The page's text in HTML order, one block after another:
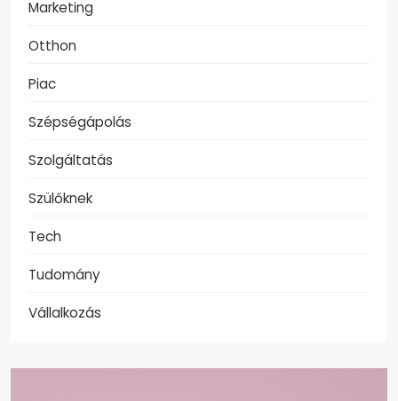
Marketing
Otthon
Piac
Szépségápolás
Szolgáltatás
Szülőknek
Tech
Tudomány
Vállalkozás